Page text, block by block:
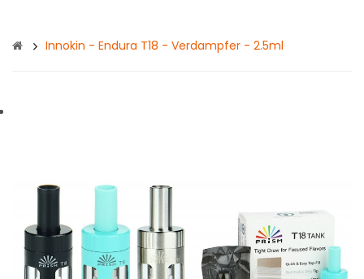
Innokin - Endura T18 - Verdampfer - 2.5ml